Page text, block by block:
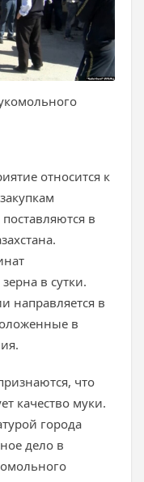
относится к
в
в сутки.
направляется в
в
что
качество муки.
города
дело в